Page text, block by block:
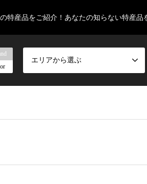
特産品をご紹介！あなたの知らない特産品
or
エリアから選ぶ